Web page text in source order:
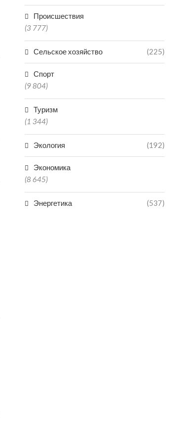
Происшествия
(3 777)
Сельское хозяйство (225)
Спорт
(9 804)
Туризм
(1 344)
Экология (192)
Экономика
(8 645)
Энергетика (537)